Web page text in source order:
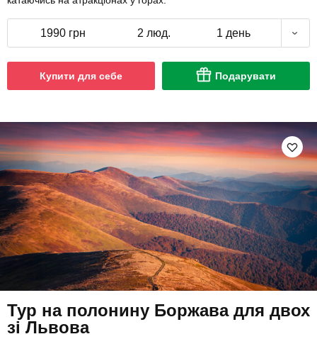
1990 грн 2 люд. 1 день
Купити для себе Подарувати
Тур на полонину Боржава для двох
зі Львова